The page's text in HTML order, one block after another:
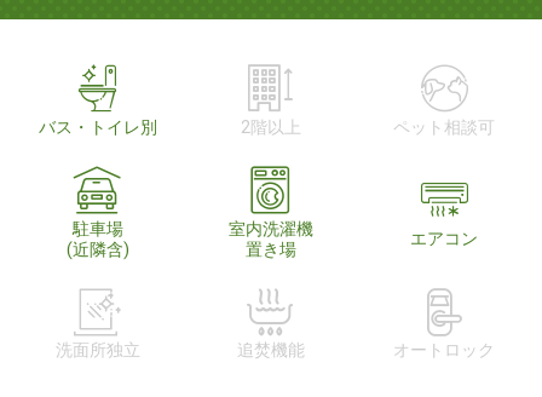
バス・トイレ別 2階以上 ペット相談可
駐車場
(近隣含)
室内洗濯機
置き場
エアコン
洗面所独立 追焚機能 オートロック